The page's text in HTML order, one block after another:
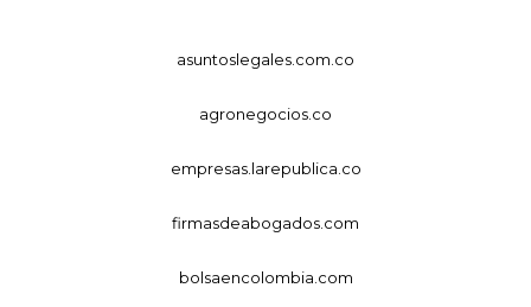
asuntoslegales.com.co
agronegocios.co
empresas.larepublica.co
firmasdeabogados.com
bolsaencolombia.com